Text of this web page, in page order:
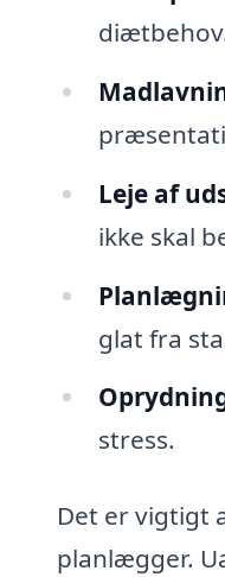
Leje af
ikke skal
glat fra
stress.
Det er vigtigt
planlægger.